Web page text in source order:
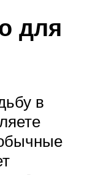
для
в